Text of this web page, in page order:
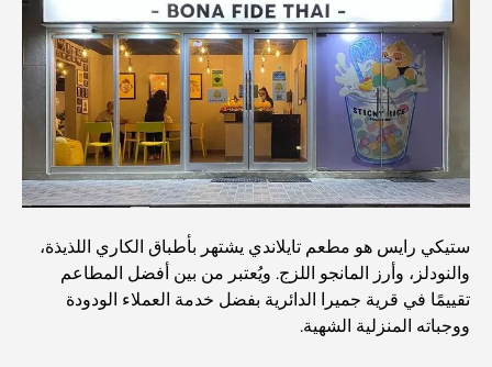
أفضل البنوك في دبي للمقيمين الأجانب: دليل مصرفي شامل
أفضل مطاعم شرائح اللحم في دبي: دليل لعشاق اللحوم
أغلى دولة في العالم: تصنيف عالمي لتكاليف المعيشة
دليل صالات الرياضة في داماك هيلز: أفضل خيارات اللياقة
البدنية في المنطقة المحيطة
أفضل مراكز التسوق في دبي للتسوق والترفيه
ستيكي رايس هو مطعم تايلاندي يشتهر بأطباق الكاري اللذيذة،
والنودلز، وأرز المانجو اللزج. ويُعتبر من بين أفضل المطاعم
تقييمًا في قرية جميرا الدائرية بفضل خدمة العملاء الودودة
ووجباته المنزلية الشهية.